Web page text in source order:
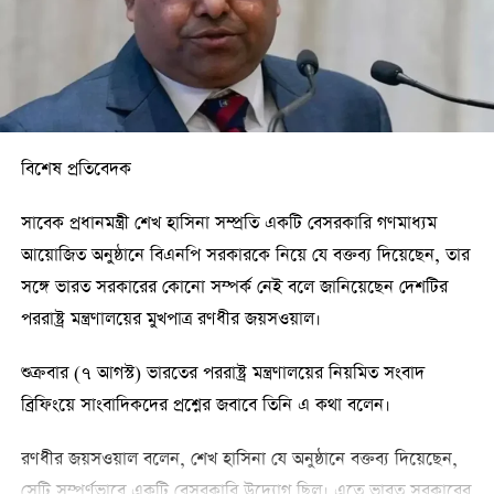
হাসপাতালের ভিত্তিপ্রস্তর স্থাপন অনুষ্ঠানে উপস্থিত ছিলেন উখিয়া-
টেকনাফ আসনের সংসদ সদস্য শাহাজাহান চৌধুরী, মহেশখালী-
কুতুবদিয়া আসনের সংসদ সদস্য আলমগীর মোহাম্মদ মাহফুজ উল্লাহ
সংশ্লিষ্টরা।
এর আগে দুই দিনের সফরে বৃহস্পতিবার সন্ধ্যায় কক্সবাজারে পৌঁছান
স্বরাষ্ট্রমন্ত্রী। শুক্রবার সন্ধ্যায় বিমানযোগে তার ঢাকায় ফেরার কথা
বিশেষ প্রতিবেদক
সাবেক প্রধানমন্ত্রী শেখ হাসিনা সম্প্রতি একটি বেসরকারি গণমাধ্যম
আয়োজিত অনুষ্ঠানে বিএনপি সরকারকে নিয়ে যে বক্তব্য দিয়েছেন, তার
সঙ্গে ভারত সরকারের কোনো সম্পর্ক নেই বলে জানিয়েছেন দেশটির
পররাষ্ট্র মন্ত্রণালয়ের মুখপাত্র রণধীর জয়সওয়াল।
শুক্রবার (৭ আগস্ট) ভারতের পররাষ্ট্র মন্ত্রণালয়ের নিয়মিত সংবাদ
ব্রিফিংয়ে সাংবাদিকদের প্রশ্নের জবাবে তিনি এ কথা বলেন।
রণধীর জয়সওয়াল বলেন, শেখ হাসিনা যে অনুষ্ঠানে বক্তব্য দিয়েছেন,